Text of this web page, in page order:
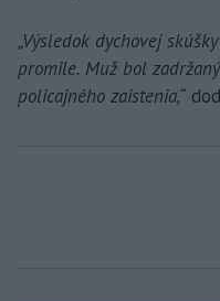
„Výsledok dychovej
promile. Muž bol
policajného zaistenia,“